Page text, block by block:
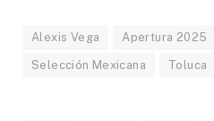
Alexis Vega Apertura 2025
Selección Mexicana Toluca